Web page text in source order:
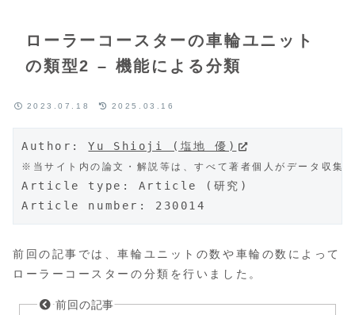
ローラーコースターの車輪ユニット
の類型2 – 機能による分類
2023.07.18 2025.03.16
Author: Yu Shioji (塩地 優)
※当サイト内の論文・解説等は、すべて著者個人がデータ収集
Article number: 230014
前回の記事では、車輪ユニットの数や車輪の数によって
ローラーコースターの分類を行いました。